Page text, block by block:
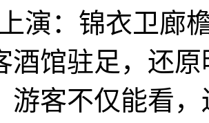
演：锦衣卫廊
酒馆驻足，还
游客不仅能看